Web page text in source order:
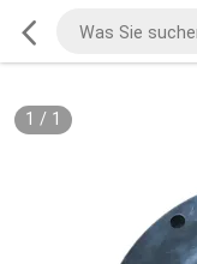
1 / 1